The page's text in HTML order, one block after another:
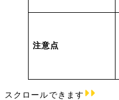
注意点
スクロールできます